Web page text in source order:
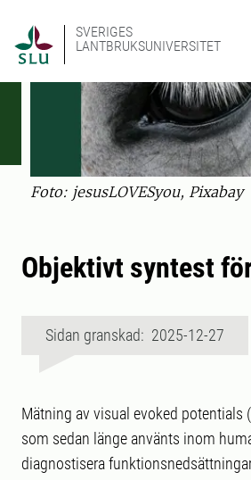
SVERIGES
LANTBRUKSUNIVERSITET
Foto: jesusLOVESyou, Pixabay
Objektivt syntest
Sidan granskad: 2025-12-27
Mätning av visual evoked potentials
som sedan länge använts inom
diagnostisera